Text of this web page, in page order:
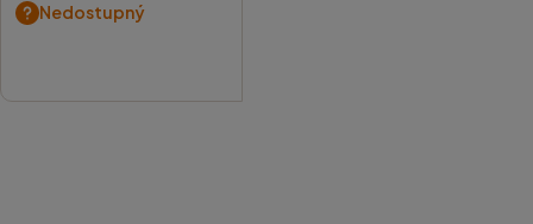
Nedostupný